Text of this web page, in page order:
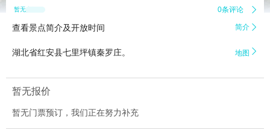
暂无点评 0条评论 
查看景点简介及开放时间 简介 
湖北省红安县七里坪镇秦罗庄。 地图 
暂无报价
暂无门票预订，我们正在努力补充